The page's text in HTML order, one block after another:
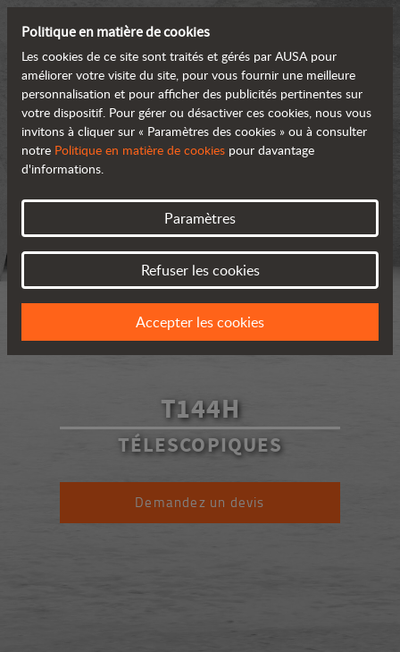
T144H
TÉLESCOPIQUES
Demandez un devis
Politique en matière de cookies
Les cookies de ce site sont traités et gérés par AUSA pour
améliorer votre visite du site, pour vous fournir une meilleure
personnalisation et pour afficher des publicités pertinentes sur
votre dispositif. Pour gérer ou désactiver ces cookies, nous vous
invitons à cliquer sur « Paramètres des cookies » ou à consulter
notre Politique en matière de cookies pour davantage
d'informations.
Paramètres
Refuser les cookies
Accepter les cookies